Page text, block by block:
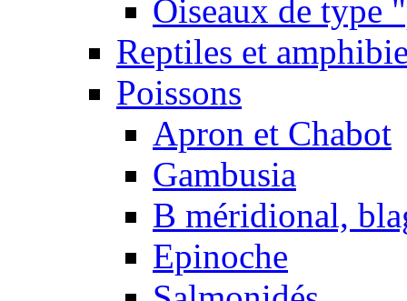
Oiseaux de type
Reptiles et
Poissons
Apron et Chabot
Gambusia
B méridional,
Epinoche